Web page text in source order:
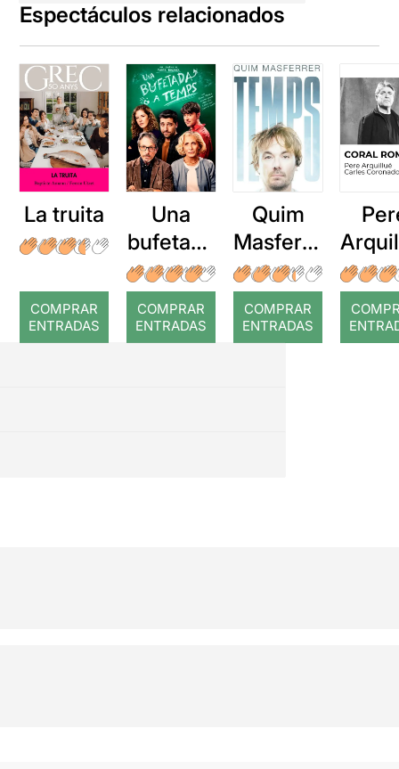
Espectáculos relacionados
La truita
COMPRAR
ENTRADAS
Una
bufetada
a temps
COMPRAR
ENTRADAS
Quim
Masferre
r: Temps
COMPRAR
ENTRADAS
: